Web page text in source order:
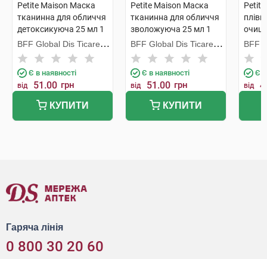
Petite Maison Маска
тканинна для обличчя
детоксикуюча 25 мл 1
пакет
BFF Global Dis Ticaret
A.S. (Туреччина)
Є в наявності
від 51.00 грн
КУПИТИ
Petite Maison Маска
тканинна для обличчя
зволожуюча 25 мл 1
пакет
BFF Global Dis Ticaret
A.S. (Туреччина)
Є в наявності
від 51.00 грн
КУПИТИ
BFF
A.S.
Є в
від
Гаряча лінія
0 800 30 20 60